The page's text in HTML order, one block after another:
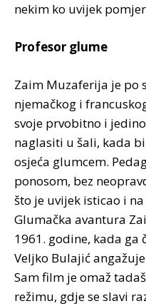
nekim ko uvijek
Profesor glume
Zaim Muzaferija je po
njemačkog i
svoje prvobitno i
naglasiti u šali, kada
osjeća glumcem.
ponosom, bez
što je uvijek isticao i
Glumačka avantura
1961. godine, kada ga
Veljko Bulajić
Sam film je omaž
režimu, gdje se slavi